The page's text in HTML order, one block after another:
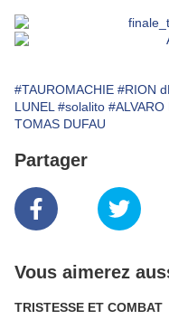
#TAUROMACHIE #RION
LUNEL #solalito
TOMAS DUFAU
Partager
Vous aimerez
TRISTESSE ET COMBAT